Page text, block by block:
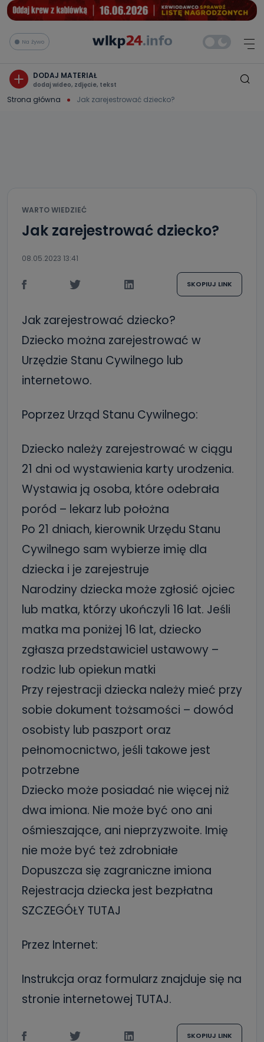
Na żywo
DODAJ MATERIAŁ
dodaj wideo, zdjęcie, tekst
Strona główna Jak zarejestrować dziecko?
WARTO WIEDZIEĆ
Jak zarejestrować dziecko?
08.05.2023 13:41
SKOPIUJ LINK
Jak zarejestrować dziecko?
Dziecko można zarejestrować w
Urzędzie Stanu Cywilnego lub
internetowo.
Poprzez Urząd Stanu Cywilnego:
Dziecko należy zarejestrować w ciągu
21 dni od wystawienia karty urodzenia.
Wystawia ją osoba, które odebrała
poród – lekarz lub położna
Po 21 dniach, kierownik Urzędu Stanu
Cywilnego sam wybierze imię dla
dziecka i je zarejestruje
Narodziny dziecka może zgłosić ojciec
lub matka, którzy ukończyli 16 lat. Jeśli
matka ma poniżej 16 lat, dziecko
zgłasza przedstawiciel ustawowy –
rodzic lub opiekun matki
Przy rejestracji dziecka należy mieć przy
sobie dokument tożsamości – dowód
osobisty lub paszport oraz
pełnomocnictwo, jeśli takowe jest
potrzebne
Dziecko może posiadać nie więcej niż
dwa imiona. Nie może być ono ani
ośmieszające, ani nieprzyzwoite. Imię
nie może być też zdrobniałe
Dopuszcza się zagraniczne imiona
Rejestracja dziecka jest bezpłatna
SZCZEGÓŁY TUTAJ
Przez Internet:
Instrukcja oraz formularz znajduje się na
stronie internetowej TUTAJ.
SKOPIUJ LINK